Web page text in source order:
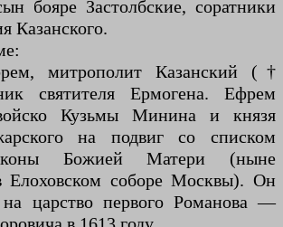
бояре Застолбские, соратники
Казанского.
митрополит Казанский (†
святителя Ермогена. Ефрем
Кузьмы Минина и князя
на подвиг со списком
Божией Матери (ныне
Елоховском соборе Москвы). Он
царство первого Романова —